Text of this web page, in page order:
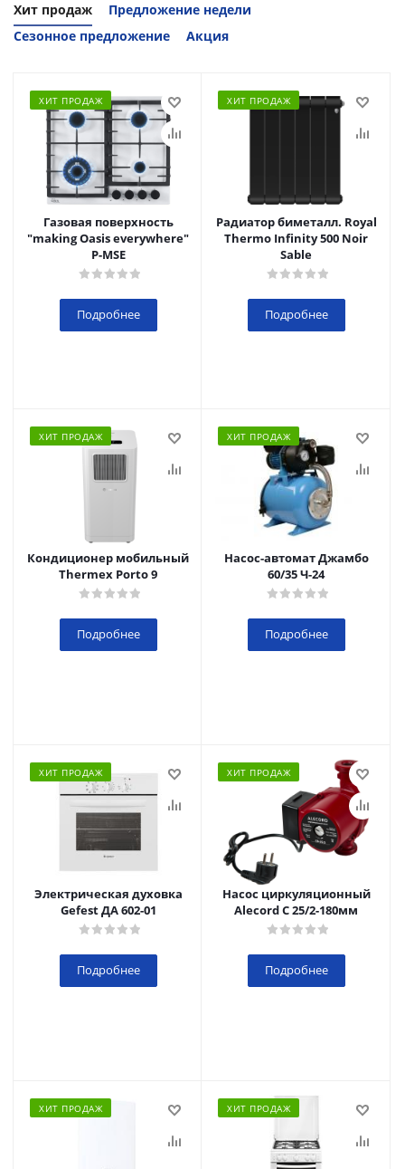
Хит продаж
Предложение недели
Сезонное предложение
Акция
ХИТ ПРОДАЖ
Газовая поверхность
"making Oasis everywhere"
P-MSE
Подробнее
ХИТ ПРОДАЖ
Радиатор биметалл. Royal
Thermo Infinity 500 Noir
Sable
Подробнее
ХИТ ПРОДАЖ
Кондиционер мобильный
Thermex Porto 9
Подробнее
ХИТ ПРОДАЖ
Насос-автомат Джамбо
60/35 Ч-24
Подробнее
ХИТ ПРОДАЖ
Электрическая духовка
Gefest ДА 602-01
Подробнее
ХИТ ПРОДАЖ
Насос циркуляционный
Alecord C 25/2-180мм
Подробнее
ХИТ ПРОДАЖ ХИТ ПРОДАЖ